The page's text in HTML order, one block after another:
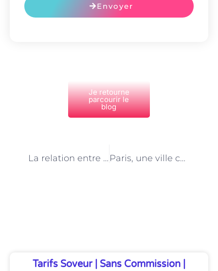
Envoyer
Je retourne
parcourir le
blog
La relation entre les professionnels et les animaux dans les pensions parisiennes Paris, une ville cosmopolite pour les animaux : les pensions multilingues
Tarifs Soveur | Sans Commission |